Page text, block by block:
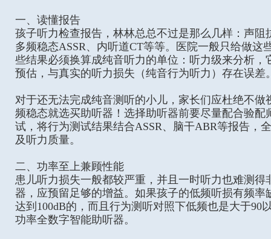
一、读懂报告
孩子听力检查报告，林林总总不过是那么几样：声阻
多频稳态ASSR、内听道CT等等。医院一般只给做这
些结果必须换算成纯音听力的单位：听力级来分析，
预估，与真实的听力损失（纯音行为听力）存在误差
对于还无法完成纯音测听的小儿，家长们应杜绝不做
频稳态就选买助听器！选择助听器前要尽量配合验配
试，将行为测试结果结合ASSR、脑干ABR等报告，
及听力质量。
二、功率至上兼顾性能
患儿听力损失一般都较严重，并且一时听力也难测得
器，应预留足够的增益。如果孩子的低频听损有频率
达到100dB的，而且行为测听对照下低频也是大于90
功率全数字智能助听器。